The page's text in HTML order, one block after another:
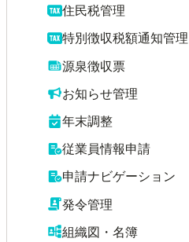
住民税管理
特別徴収税額通知管理
源泉徴収票
お知らせ管理
年末調整
従業員情報申請
申請ナビゲーション
発令管理
組織図・名簿